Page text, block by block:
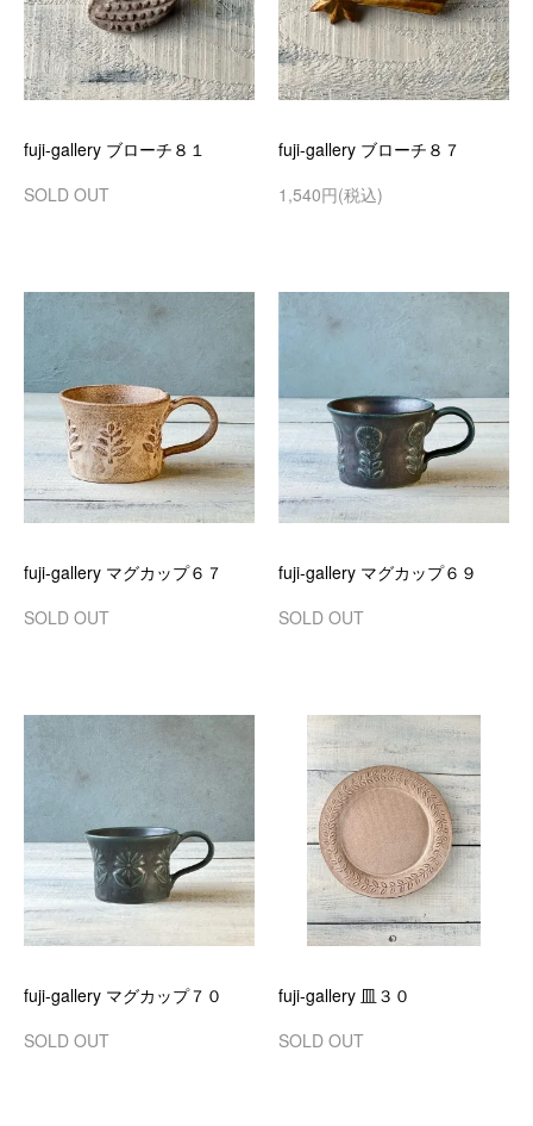
fuji-gallery ブローチ８１
SOLD OUT
fuji-gallery ブローチ８７
1,540円(税込)
fuji-gallery マグカップ６７
SOLD OUT
fuji-gallery マグカップ６９
SOLD OUT
fuji-gallery マグカップ７０
SOLD OUT
fuji-gallery 皿３０
SOLD OUT